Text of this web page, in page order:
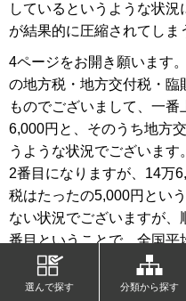
しているというような状
が結果的に圧縮されてしま
4ページをお開き願います
の地方税・地方交付税・臨
ものでございまして、一
6,000円と、そのうち地方
うような状況でございま
2番目になりますが、14万
税はたったの5,000円とい
ない状況でございますが
番目ということで、全国
人当たり6万円財源が下回
す。
選んで探す 分類から探す